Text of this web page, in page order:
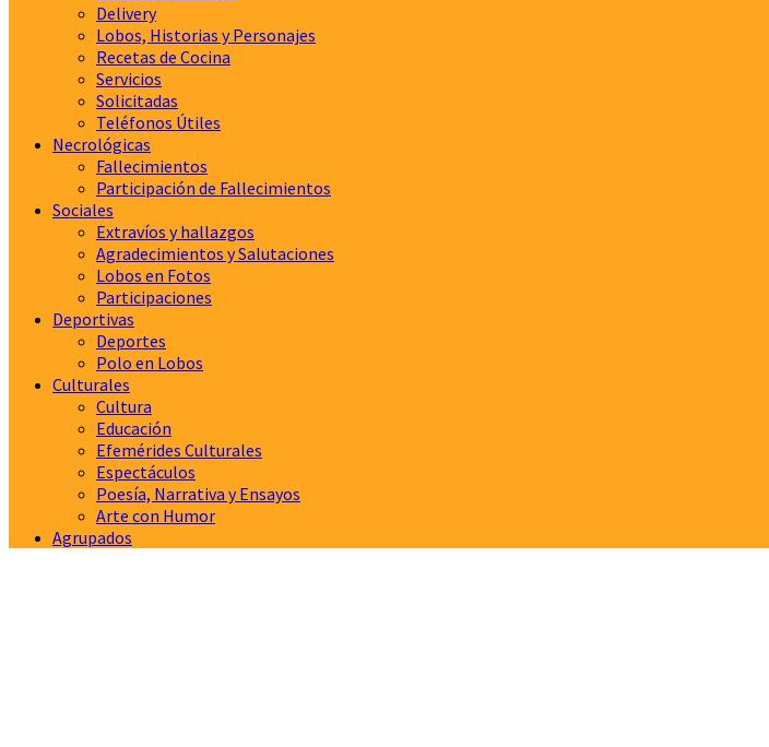
Delivery
Lobos, Historias y Personajes
Recetas de Cocina
Servicios
Solicitadas
Teléfonos Útiles
Necrológicas
Fallecimientos
Participación de Fallecimientos
Sociales
Extravíos y hallazgos
Agradecimientos y Salutaciones
Lobos en Fotos
Participaciones
Deportivas
Deportes
Polo en Lobos
Culturales
Cultura
Educación
Efemérides Culturales
Espectáculos
Poesía, Narrativa y Ensayos
Arte con Humor
Agrupados